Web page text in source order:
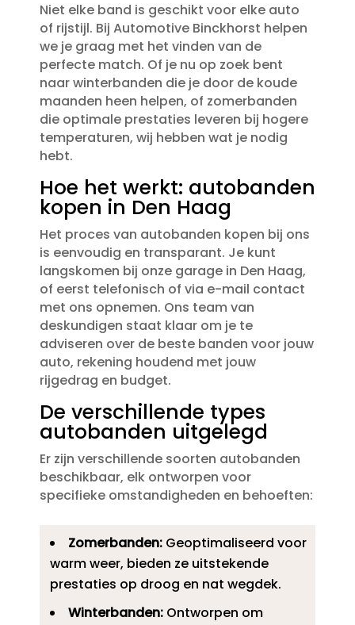
Niet elke band is geschikt voor elke auto
of rijstijl.​ Bij Automotive Binckhorst helpen
we je graag met het vinden van de
perfecte match.​ Of je nu op zoek bent
naar winterbanden die je door de koude
maanden heen helpen, of zomerbanden
die optimale prestaties leveren bij hogere
temperaturen, wij hebben wat je nodig
hebt.​
Hoe het werkt: autobanden
kopen in Den Haag
Het proces van autobanden kopen bij ons
is eenvoudig en transparant.​ Je kunt
langskomen bij onze garage in Den Haag,
of eerst telefonisch of via e-mail contact
met ons opnemen.​ Ons team van
deskundigen staat klaar om je te
adviseren over de beste banden voor jouw
auto, rekening houdend met jouw
rijgedrag en budget.​
De verschillende types
autobanden uitgelegd
Er zijn verschillende soorten autobanden
beschikbaar, elk ontworpen voor
specifieke omstandigheden en behoeften:
Zomerbanden:Geoptimaliseerd voor
warm weer, bieden ze uitstekende
prestaties op droog en nat wegdek.​
Winterbanden:Ontworpen om